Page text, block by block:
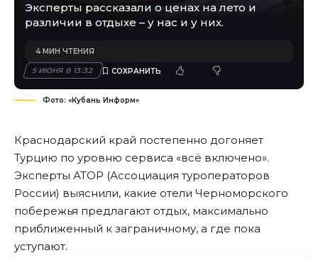
Эксперты рассказали о ценах на лето и
различии в отдыхе – у нас и у них.
5 ИЮНЯ В 13:32
4 МИН ЧТЕНИЯ
Фото: «Кубань Информ»
Краснодарский край постепенно догоняет
Турцию по уровню сервиса «всё включено».
Эксперты АТОР (Ассоциация туроператоров
России) выяснили, какие отели Черноморского
побережья предлагают отдых, максимально
приближенный к заграничному, а где пока
уступают.